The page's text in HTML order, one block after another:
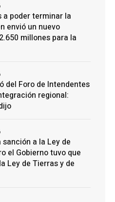
a poder terminar la
envió un nuevo
millones para la
del Foro de Intendentes
regional:
a la Ley de
el Gobierno tuvo que
Ley de Tierras y de